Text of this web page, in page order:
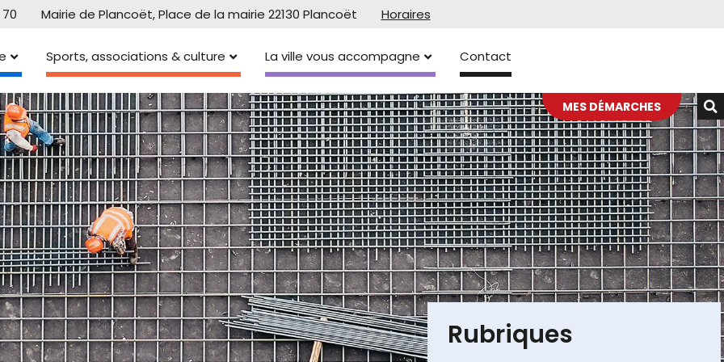
Mairie de Plancoët, Place de la mairie 22130 Plancoët Horaires
Sports, associations & culture La ville vous accompagne Contact
MES DÉMARCHES
Rubriques